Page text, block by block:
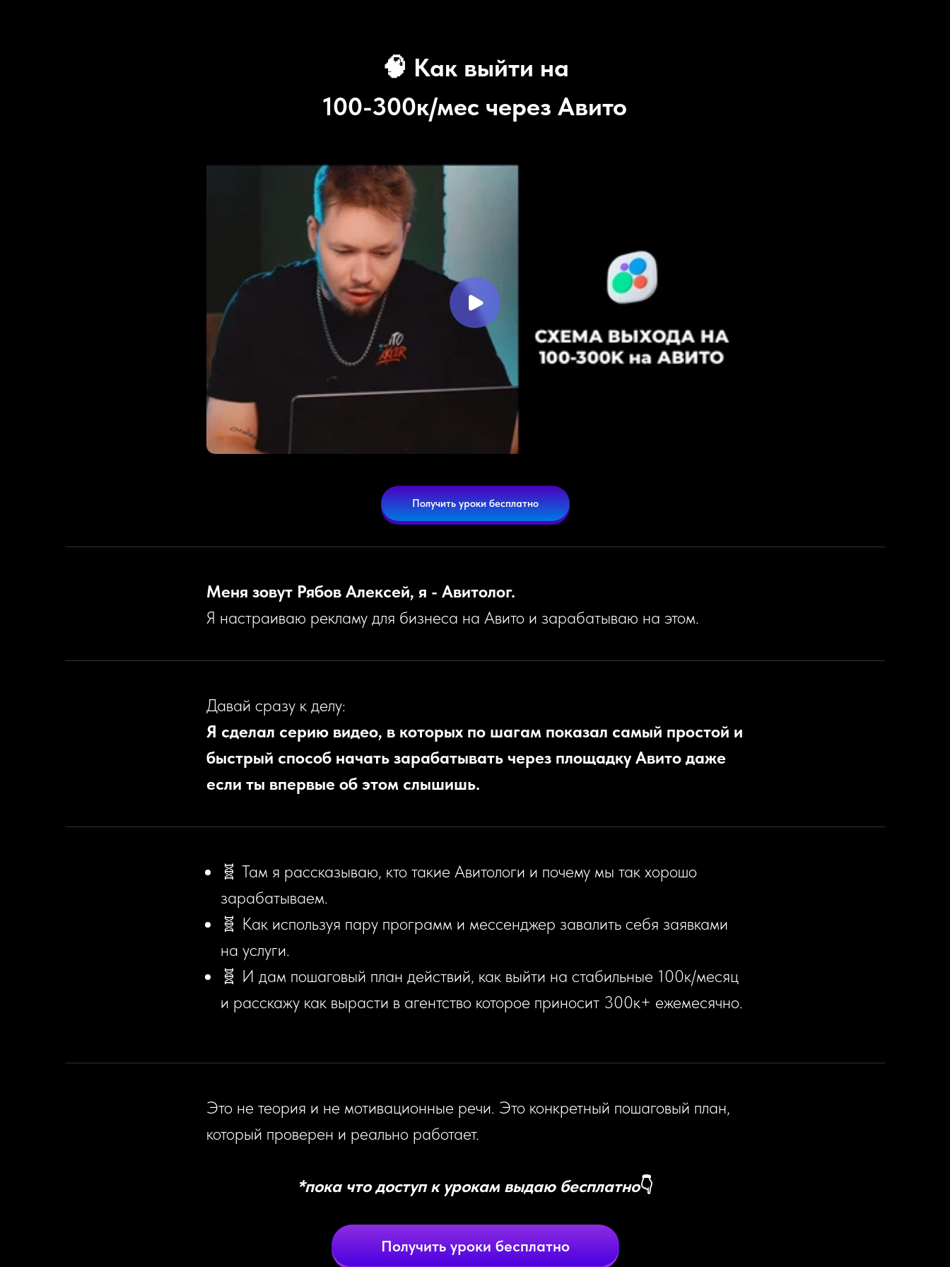
🧠 Как выйти на
100-300к/мес через Авито
Получить уроки бесплатно
Меня зовут Рябов Алексей, я - Авитолог.
Я настраиваю рекламу для бизнеса на Авито и зарабатываю на этом.
Давай сразу к делу:
Я сделал серию видео, в которых по шагам показал самый простой и
быстрый способ начать зарабатывать через площадку Авито даже
если ты впервые об этом слышишь.
🧬 Там я рассказываю, кто такие Авитологи и почему мы так хорошо
зарабатываем.
🧬 Как используя пару программ и мессенджер завалить себя заявками
на услуги.
🧬 И дам пошаговый план действий, как выйти на стабильные 100к/месяц
и расскажу как вырасти в агентство которое приносит 300к+ ежемесячно.
Это не теория и не мотивационные речи. Это конкретный пошаговый план,
который проверен и реально работает.
*пока что доступ к урокам выдаю бесплатно👇
Получить уроки бесплатно